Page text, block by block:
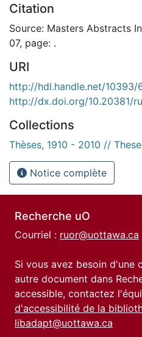
Citation
Source: Masters Abstracts
07, page: .
URI
http://hdl.handle.net/10393/
http://dx.doi.org/10.20381/
Collections
Thèses, 1910 - 2010 //
Notice complète
Recherche uO
Courriel : ruor@uottawa.ca
Si vous avez besoin d'une
autre document dans
accessible, contactez
d'accessibilité de la
libadapt@uottawa.ca